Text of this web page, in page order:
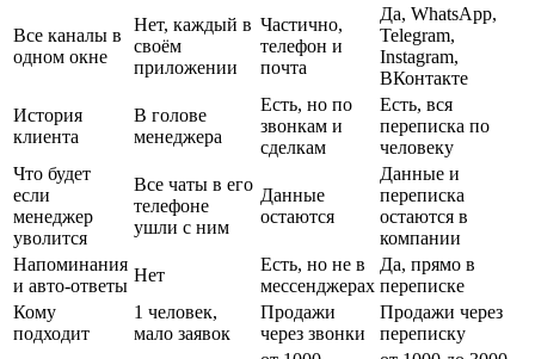
Все каналы в
одном окне
Нет, каждый в
своём
приложении
Частично,
телефон и
почта
Да, WhatsApp,
Telegram,
Instagram,
ВКонтакте
История
клиента
В голове
менеджера
Есть, но по
звонкам и
сделкам
Есть, вся
переписка по
человеку
Что будет
если
менеджер
уволится
Все чаты в его
телефоне
ушли с ним
Данные
остаются
Данные и
переписка
остаются в
компании
Напоминания
и авто-ответы
Нет
Есть, но не в
мессенджерах
Да, прямо в
переписке
Кому
подходит
1 человек,
мало заявок
Продажи
через звонки
Продажи через
переписку